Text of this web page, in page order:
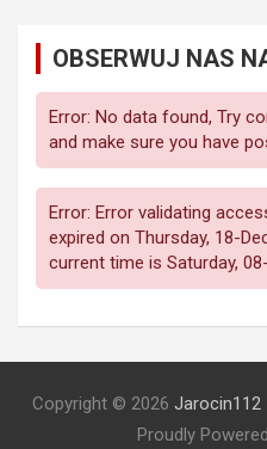
OBSERWUJ NAS
Error: No data found, Try
and make sure you have
Error: Error validating
expired on Thursday, 18-
current time is Saturday,
Copyright © 2026 Jarocin112
Proudly